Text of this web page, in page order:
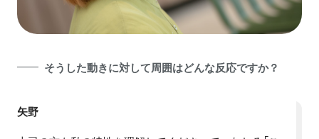
そうした動きに対して周囲はどんな反応ですか？
矢野